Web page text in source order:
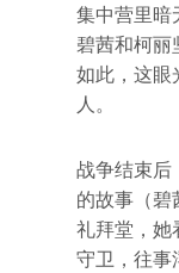
集中营里暗
碧茜和柯丽
如此，这眼
人。
战争结束后
的故事（碧
礼拜堂，她
守卫，往事